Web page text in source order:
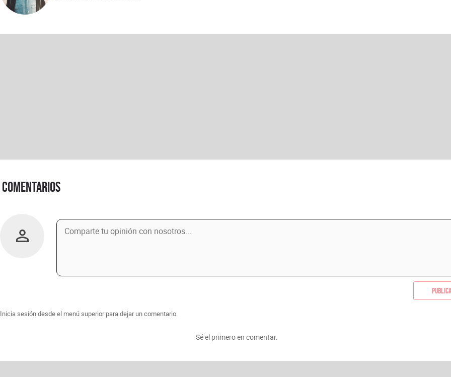
Comentarios
Inicia sesión desde el menú superior para dejar un comentario.
Sé el primero en comentar.